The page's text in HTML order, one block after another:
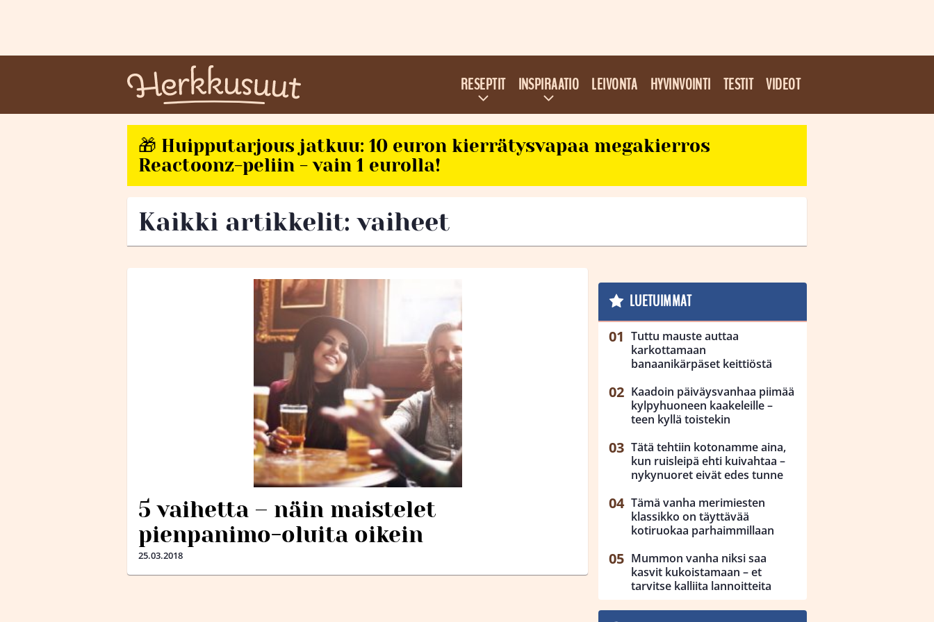
RESEPTIT INSPIRAATIO LEIVONTA HYVINVOINTI TESTIT VIDEOT
🎁 Huipputarjous jatkuu: 10 euron kierrätysvapaa megakierros
Reactoonz-peliin - vain 1 eurolla!
Kaikki artikkelit: vaiheet
5 vaihetta – näin maistelet
pienpanimo-oluita oikein
25.03.2018
LUETUIMMAT
Tuttu mauste auttaa
karkottamaan
banaanikärpäset keittiöstä
Kaadoin päiväysvanhaa piimää
kylpyhuoneen kaakeleille –
teen kyllä toistekin
Tätä tehtiin kotonamme aina,
kun ruisleipä ehti kuivahtaa –
nykynuoret eivät edes tunne
Tämä vanha merimiesten
klassikko on täyttävää
kotiruokaa parhaimmillaan
Mummon vanha niksi saa
kasvit kukoistamaan – et
tarvitse kalliita lannoitteita